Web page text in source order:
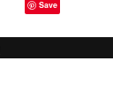
Save